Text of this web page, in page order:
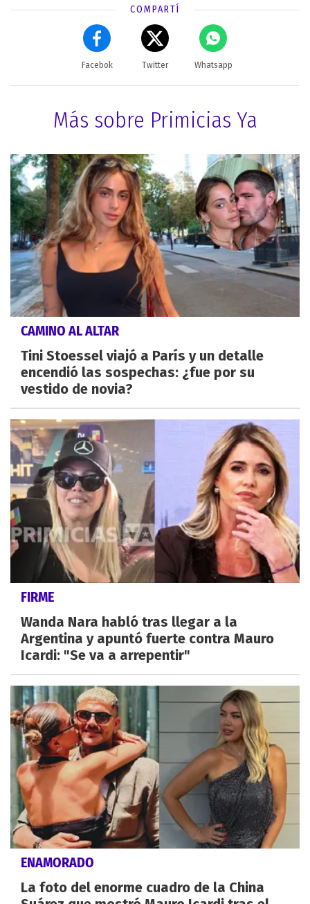
COMPARTÍ
Facebok Twitter Whatsapp
Más sobre Primicias Ya
CAMINO AL ALTAR
Tini Stoessel viajó a París y un detalle
encendió las sospechas: ¿fue por su
vestido de novia?
FIRME
Wanda Nara habló tras llegar a la
Argentina y apuntó fuerte contra Mauro
Icardi: "Se va a arrepentir"
ENAMORADO
La foto del enorme cuadro de la China